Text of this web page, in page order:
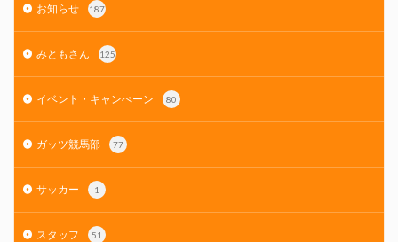
お知らせ 187
みともさん 125
イベント・キャンぺーン 80
ガッツ競馬部 77
サッカー 1
スタッフ 51